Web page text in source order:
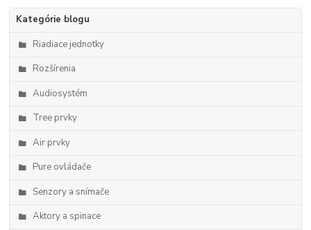
Kategórie blogu
Riadiace jednotky
Rozšírenia
Audiosystém
Tree prvky
Air prvky
Pure ovládače
Senzory a snímače
Aktory a spinace